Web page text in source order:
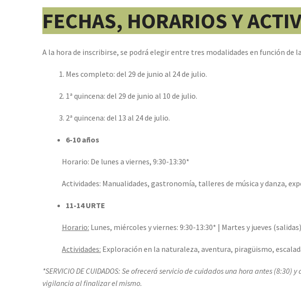
FECHAS, HORARIOS Y
A la hora de inscribirse, se podrá elegir entre tres modalidades en función de
Mes completo: del 29 de junio al 24 de julio.
1ª quincena: del 29 de junio al 10 de julio.
2ª quincena: del 13 al 24 de julio.
6-10 años
Horario: De lunes a viernes, 9:30-13:30*
Actividades: Manualidades, gastronomía, talleres de música y danza,
11-14 URTE
Horario: Lunes, miércoles y viernes: 9:30-13:30* | Martes y jueves
Actividades: Exploración en la naturaleza, aventura, piragüismo,
*SERVICIO DE CUIDADOS: Se ofrecerá servicio de cuidados una hora antes
vigilancia al finalizar el mismo.